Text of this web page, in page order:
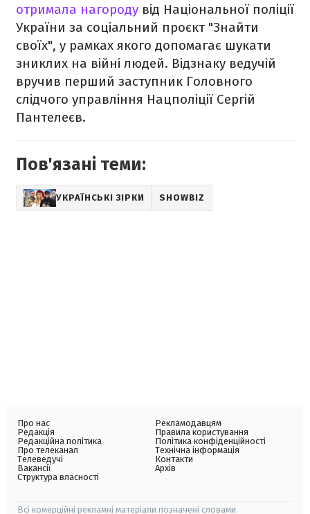
отримала нагороду від Національної поліції
України за соціальний проєкт "Знайти
своїх", у рамках якого допомагає шукати
зниклих на війні людей. Відзнаку ведучій
вручив перший заступник Головного
слідчого управління Нацполіції Сергій
Пантелеєв.
Пов'язані теми:
УКРАЇНСЬКІ ЗІРКИ SHOWBIZ
Про нас
Редакція
Редакційна політика
Про телеканал
Телеведучі
Вакансії
Структура власності
Рекламодавцям
Правила користування
Політика конфіденційності
Технічна інформація
Контакти
Архів
Всі комерційні рекламні матеріали позначені словами